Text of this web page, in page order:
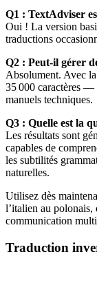
Q1 : TextAdviser
Oui ! La version
traductions
Q2 : Peut-il gérer
Absolument. Avec
35 000 caractères —
manuels techniques.
Q3 : Quelle est la
Les résultats sont
capables de
les subtilités
naturelles.
Utilisez dès
l’italien au polonais,
communication
Traduction